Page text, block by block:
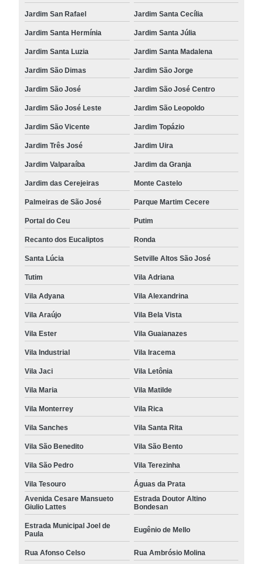
Jardim San Rafael Jardim Santa Cecília
Jardim Santa Hermínia Jardim Santa Júlia
Jardim Santa Luzia Jardim Santa Madalena
Jardim São Dimas Jardim São Jorge
Jardim São José Jardim São José Centro
Jardim São José Leste Jardim São Leopoldo
Jardim São Vicente Jardim Topázio
Jardim Três José Jardim Uira
Jardim Valparaíba Jardim da Granja
Jardim das Cerejeiras Monte Castelo
Palmeiras de São José Parque Martim Cecere
Portal do Ceu Putim
Recanto dos Eucaliptos Ronda
Santa Lúcia Setville Altos São José
Tutim Vila Adriana
Vila Adyana Vila Alexandrina
Vila Araújo Vila Bela Vista
Vila Ester Vila Guaianazes
Vila Industrial Vila Iracema
Vila Jaci Vila Letônia
Vila Maria Vila Matilde
Vila Monterrey Vila Rica
Vila Sanches Vila Santa Rita
Vila São Benedito Vila São Bento
Vila São Pedro Vila Terezinha
Vila Tesouro
Águas da Prata
Avenida Cesare Mansueto
Giulio Lattes
Estrada Doutor Altino
Bondesan
Estrada Municipal Joel de
Paula
Eugênio de Mello
Rua Afonso Celso Rua Ambrósio Molina